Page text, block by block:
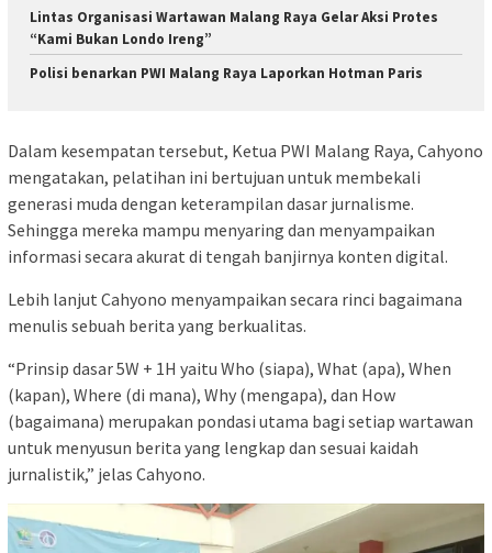
Lintas Organisasi Wartawan Malang Raya Gelar Aksi Protes
“Kami Bukan Londo Ireng”
Polisi benarkan PWI Malang Raya Laporkan Hotman Paris
Dalam kesempatan tersebut, Ketua PWI Malang Raya, Cahyono
mengatakan, pelatihan ini bertujuan untuk membekali
generasi muda dengan keterampilan dasar jurnalisme.
Sehingga mereka mampu menyaring dan menyampaikan
informasi secara akurat di tengah banjirnya konten digital.
Lebih lanjut Cahyono menyampaikan secara rinci bagaimana
menulis sebuah berita yang berkualitas.
“Prinsip dasar 5W + 1H yaitu Who (siapa), What (apa), When
(kapan), Where (di mana), Why (mengapa), dan How
(bagaimana) merupakan pondasi utama bagi setiap wartawan
untuk menyusun berita yang lengkap dan sesuai kaidah
jurnalistik,” jelas Cahyono.